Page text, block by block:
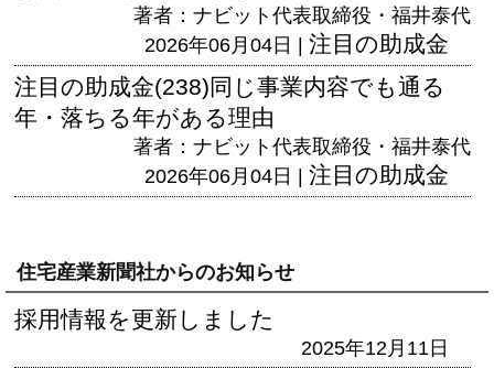
著者：ナビット代表取締役・福井泰代
2026年06月04日 | 注目の助成金
注目の助成金(238)同じ事業内容でも通る
年・落ちる年がある理由
著者：ナビット代表取締役・福井泰代
2026年06月04日 | 注目の助成金
住宅産業新聞社からのお知らせ
採用情報を更新しました
2025年12月11日